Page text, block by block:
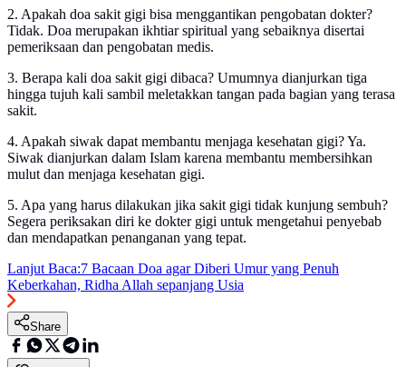
2. Apakah doa sakit gigi bisa menggantikan pengobatan dokter?
Tidak. Doa merupakan ikhtiar spiritual yang sebaiknya disertai
pemeriksaan dan pengobatan medis.
3. Berapa kali doa sakit gigi dibaca? Umumnya dianjurkan tiga
hingga tujuh kali sambil meletakkan tangan pada bagian yang terasa
sakit.
4. Apakah siwak dapat membantu menjaga kesehatan gigi? Ya.
Siwak dianjurkan dalam Islam karena membantu membersihkan
mulut dan menjaga kesehatan gigi.
5. Apa yang harus dilakukan jika sakit gigi tidak kunjung sembuh?
Segera periksakan diri ke dokter gigi untuk mengetahui penyebab
dan mendapatkan penanganan yang tepat.
Lanjut Baca:7 Bacaan Doa agar Diberi Umur yang Penuh
Keberkahan, Ridha Allah sepanjang Usia
Share